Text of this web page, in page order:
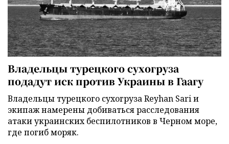
Владельцы турецкого сухогруза
подадут иск против Украины в Гаагу
Владельцы турецкого сухогруза Reyhan Sari и
экипаж намерены добиваться расследования
атаки украинских беспилотников в Черном море,
где погиб моряк.